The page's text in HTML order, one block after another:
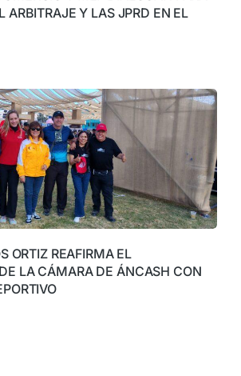
ARBITRAJE Y LAS JPRD EN EL
ORTIZ REAFIRMA EL
LA CÁMARA DE ÁNCASH CON